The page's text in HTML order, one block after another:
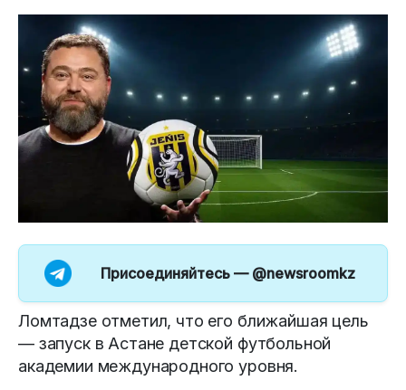
Присоединяйтесь — @newsroomkz
Ломтадзе отметил, что его ближайшая цель
— запуск в Астане детской футбольной
академии международного уровня.